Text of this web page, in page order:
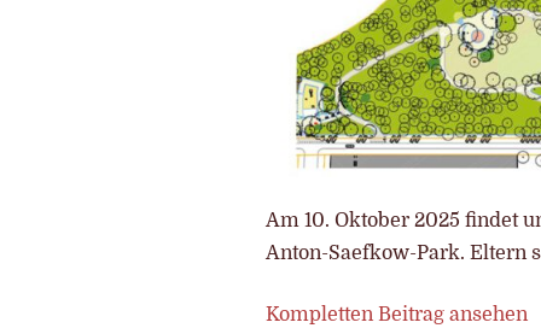
Am 10. Oktober 2025 findet
Anton-Saefkow-Park. Eltern
Kompletten Beitrag ansehen